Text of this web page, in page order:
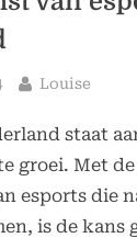
By
Louise
staat
groei. Met
esports die
is de kans